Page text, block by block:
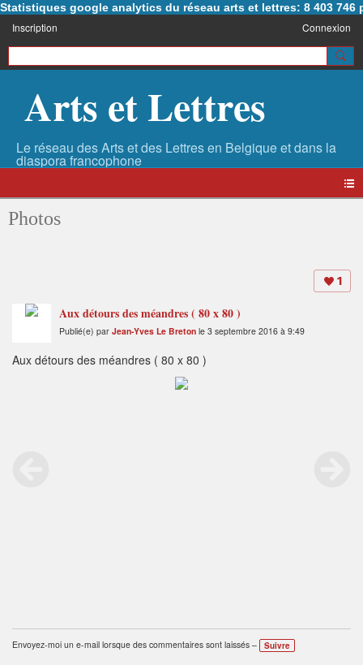
Statistiques google analytics du réseau arts et lettres: 8 403 746
Inscription Connexion
Arts et Lettres
Photos
1
Aux détours des méandres ( 80 x 80 )
Publié(e) par Jean-Yves Le Breton le 3 septembre 2016 à 9:49
Aux détours des méandres ( 80 x 80 )
Envoyez-moi un e-mail lorsque des commentaires sont laissés – Suivre